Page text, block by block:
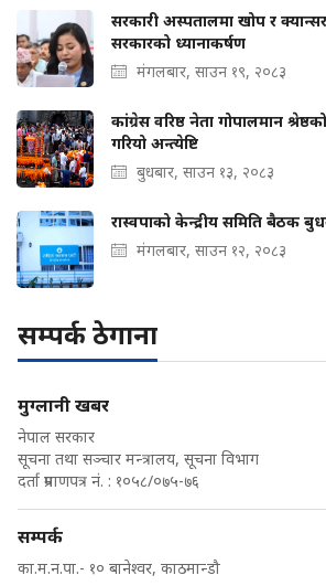
सरकारी अस्पतालमा खोप र
सरकारको ध्यानाकर्षण
मंगलबार, साउन १९, २०८३
कांग्रेस वरिष्ठ नेता गोपालमान
गरियो अन्त्येष्टि
बुधबार, साउन १३, २०८३
रास्वपाको केन्द्रीय समिति बैठक
मंगलबार, साउन १२, २०८३
सम्पर्क ठेगाना
मुग्लानी खबर
नेपाल सरकार
सूचना तथा सञ्चार मन्त्रालय, सूचना विभाग
दर्ता प्रमाणपत्र नं. : १०५८/०७५-७६
सम्पर्क
का.म.न.पा.- १० बानेश्वर, काठमान्डौ